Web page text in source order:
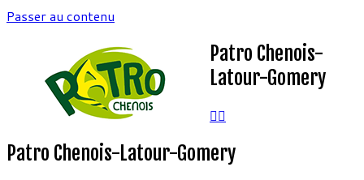
Passer au contenu
Patro Chenois-
Latour-Gomery
Patro Chenois-Latour-Gomery